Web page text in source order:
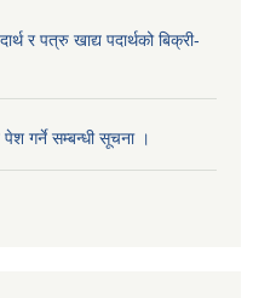
र पत्रु खाद्य पदार्थको बिक्री-
गर्ने सम्बन्धी सूचना ।